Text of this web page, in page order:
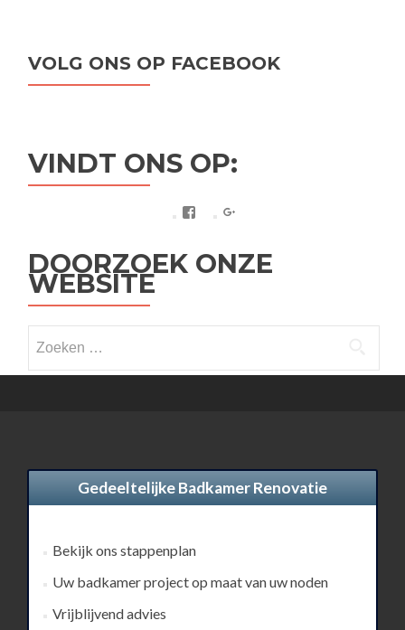
VOLG ONS OP FACEBOOK
VINDT ONS OP:
Facebook
DOORZOEK ONZE
WEBSITE
naar:
Gedeeltelijke Badkamer Renovatie
Bekijk ons stappenplan
Uw badkamer project op maat van uw noden
Vrijblijvend advies